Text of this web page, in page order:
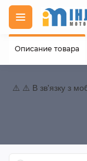
⚠️ ⚠️ В зв'язку з
Описание товара